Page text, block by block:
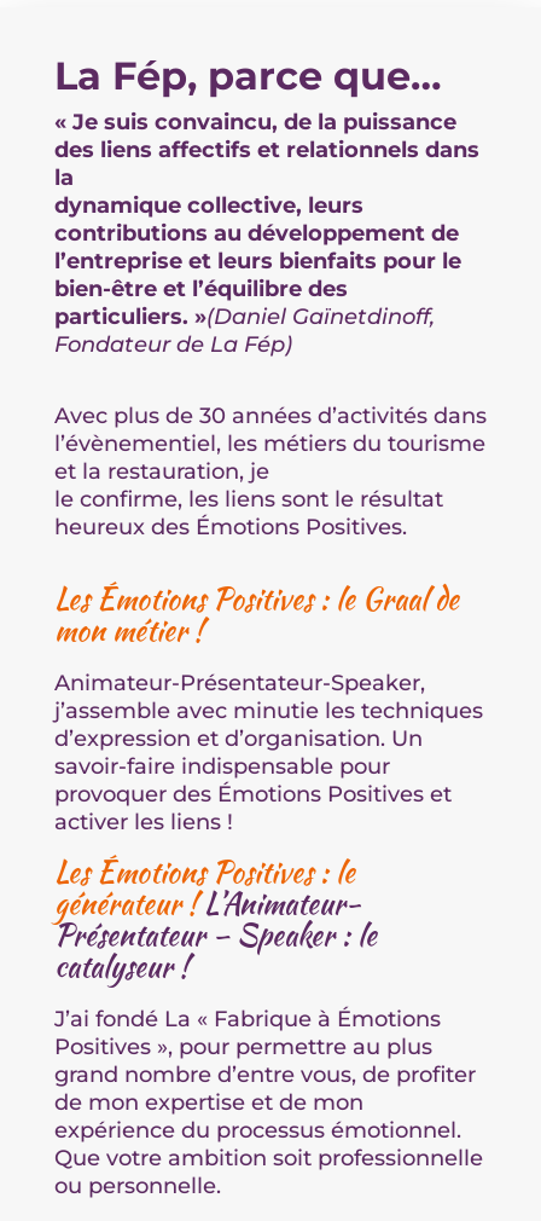
La Fép, parce que…
« Je suis convaincu, de la puissance
des liens affectifs et relationnels dans
la
dynamique collective, leurs
contributions au développement de
l’entreprise et leurs bienfaits pour le
bien-être et l’équilibre des
particuliers. »(Daniel Gaïnetdinoff,
Fondateur de La Fép)
Avec plus de 30 années d’activités dans
l’évènementiel, les métiers du tourisme
et la restauration, je
le confirme, les liens sont le résultat
heureux des Émotions Positives.
Les Émotions Positives : le Graal de
mon métier !
Animateur-Présentateur-Speaker,
j’assemble avec minutie les techniques
d’expression et d’organisation. Un
savoir-faire indispensable pour
provoquer des Émotions Positives et
activer les liens !
Les Émotions Positives : le
générateur !L’Animateur-
Présentateur – Speaker : le
catalyseur !
J’ai fondé La « Fabrique à Émotions
Positives », pour permettre au plus
grand nombre d’entre vous, de profiter
de mon expertise et de mon
expérience du processus émotionnel.
Que votre ambition soit professionnelle
ou personnelle.